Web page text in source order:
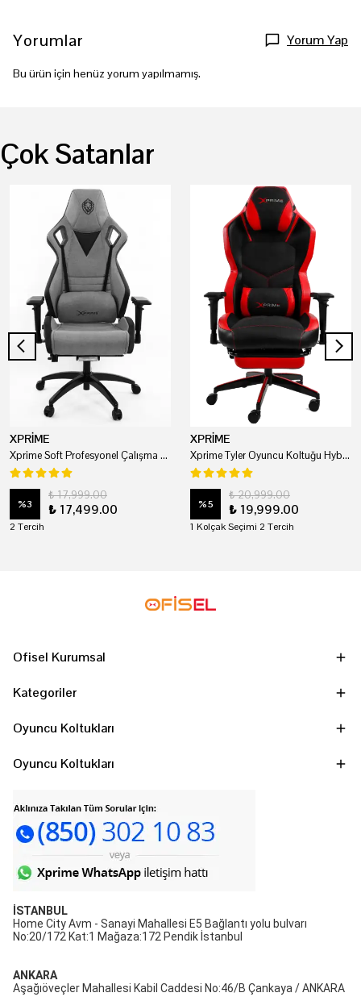
Yorumlar Yorum Yap
Bu ürün için henüz yorum yapılmamış.
Çok Satanlar
XPRİME
Xprime Soft Profesyonel Çalışma Ve Oyuncu Koltuğu
%3
₺ 17,999.00
₺ 17,499.00
2 Tercih
XPRİME
Xprime Tyler Oyuncu Koltuğu Hybrid Kumaş Kırmızı
%5
₺ 20,999.00
₺ 19,999.00
1 Kolçak Seçimi 2 Tercih
Ofisel Kurumsal
Kategoriler
Oyuncu Koltukları
Oyuncu Koltukları
İSTANBUL
Home City Avm - Sanayi Mahallesi E5 Bağlantı yolu bulvarı
No:20/172 Kat:1 Mağaza:172 Pendik İstanbul
ANKARA
Aşağıöveçler Mahallesi Kabil Caddesi No:46/B Çankaya / ANKARA